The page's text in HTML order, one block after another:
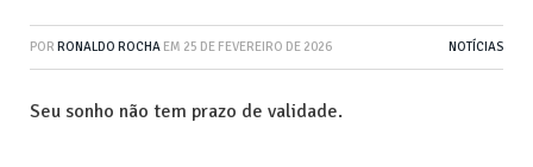
POR RONALDO ROCHA EM 25 DE FEVEREIRO DE 2026 NOTÍCIAS
Seu sonho não tem prazo de validade.